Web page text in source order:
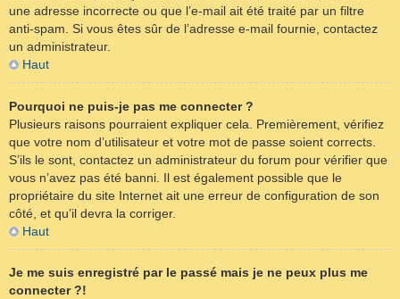
une adresse incorrecte ou que l’e-mail ait été traité par un filtre
anti-spam. Si vous êtes sûr de l’adresse e-mail fournie, contactez
un administrateur.
Haut
Pourquoi ne puis-je pas me connecter ?
Plusieurs raisons pourraient expliquer cela. Premièrement, vérifiez
que votre nom d’utilisateur et votre mot de passe soient corrects.
S’ils le sont, contactez un administrateur du forum pour vérifier que
vous n’avez pas été banni. Il est également possible que le
propriétaire du site Internet ait une erreur de configuration de son
côté, et qu’il devra la corriger.
Haut
Je me suis enregistré par le passé mais je ne peux plus me
connecter ?!